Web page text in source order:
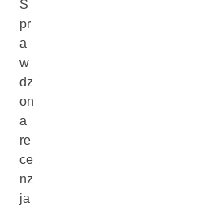
S
pr
a
w
dz
on
a
re
ce
nz
ja